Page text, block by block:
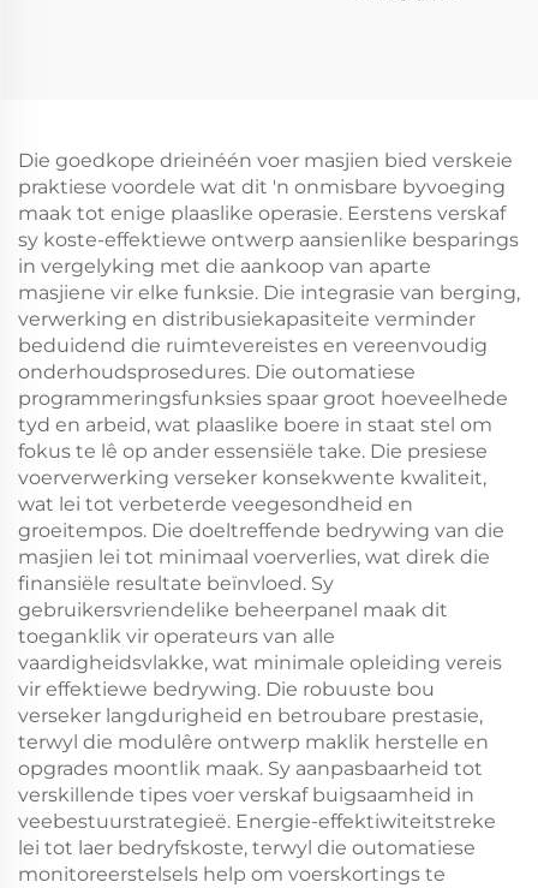
Die goedkope drieinéén voer masjien bied verskeie
praktiese voordele wat dit 'n onmisbare byvoeging
maak tot enige plaaslike operasie. Eerstens verskaf
sy koste-effektiewe ontwerp aansienlike besparings
in vergelyking met die aankoop van aparte
masjiene vir elke funksie. Die integrasie van berging,
verwerking en distribusiekapasiteite verminder
beduidend die ruimtevereistes en vereenvoudig
onderhoudsprosedures. Die outomatiese
programmeringsfunksies spaar groot hoeveelhede
tyd en arbeid, wat plaaslike boere in staat stel om
fokus te lê op ander essensiële take. Die presiese
voerverwerking verseker konsekwente kwaliteit,
wat lei tot verbeterde veegesondheid en
groeitempos. Die doeltreffende bedrywing van die
masjien lei tot minimaal voerverlies, wat direk die
finansiële resultate beïnvloed. Sy
gebruikersvriendelike beheerpanel maak dit
toeganklik vir operateurs van alle
vaardigheidsvlakke, wat minimale opleiding vereis
vir effektiewe bedrywing. Die robuuste bou
verseker langdurigheid en betroubare prestasie,
terwyl die modulêre ontwerp maklik herstelle en
opgrades moontlik maak. Sy aanpasbaarheid tot
verskillende tipes voer verskaf buigsaamheid in
veebestuurstrategieë. Energie-effektiwiteitstreke
lei tot laer bedryfskoste, terwyl die outomatiese
monitoreerstelsels help om voerskortings te